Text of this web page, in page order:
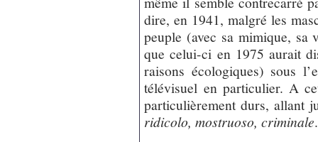
dire, en 1941, malgré les
peuple (avec sa mimique, sa
que celui-ci en 1975 aurait
raisons écologiques) sous
télévisuel en particulier. A
particulièrement durs, allant
ridicolo, mostruoso, criminale.